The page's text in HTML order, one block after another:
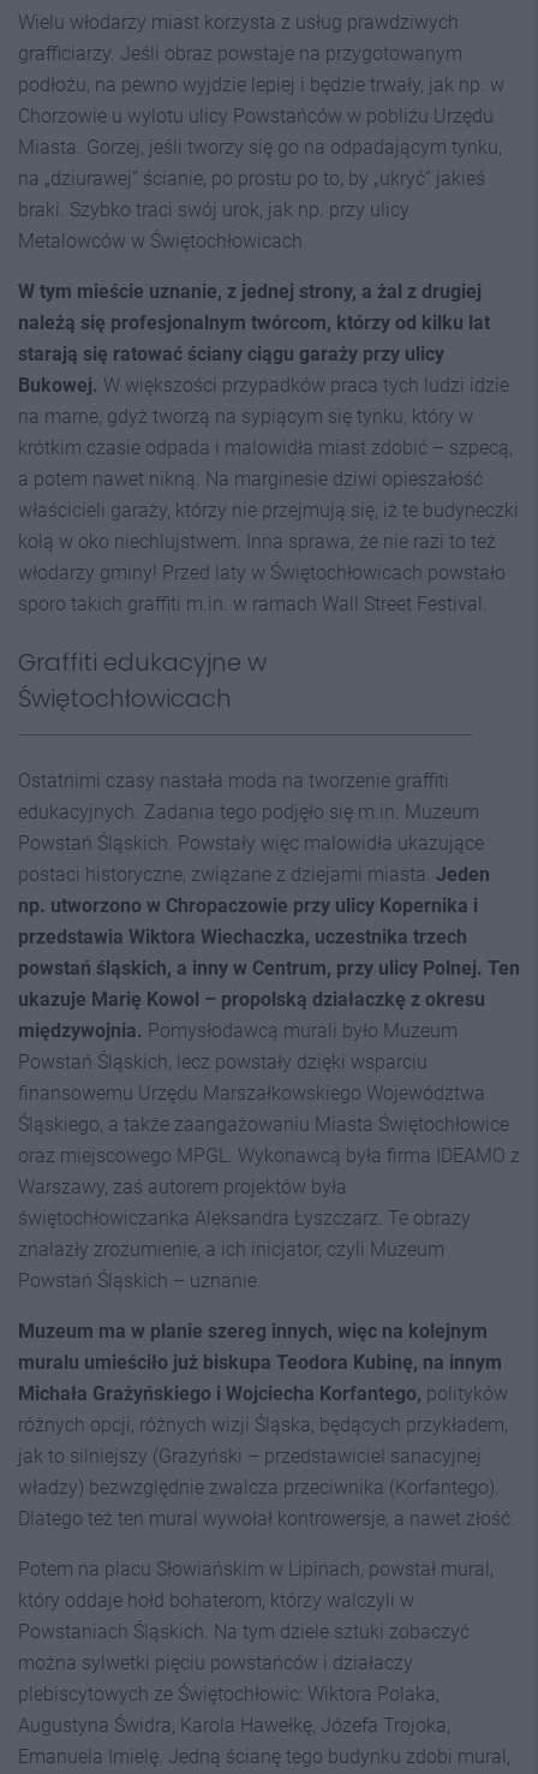
Wielu włodarzy miast korzysta z usług prawdziwych
grafficiarzy. Jeśli obraz powstaje na przygotowanym
podłożu, na pewno wyjdzie lepiej i będzie trwały, jak np. w
Chorzowie u wylotu ulicy Powstańców w pobliżu Urzędu
Miasta. Gorzej, jeśli tworzy się go na odpadającym tynku,
na „dziurawej” ścianie, po prostu po to, by „ukryć” jakieś
braki. Szybko traci swój urok, jak np. przy ulicy
Metalowców w Świętochłowicach.
W tym mieście uznanie, z jednej strony, a żal z drugiej
należą się profesjonalnym twórcom, którzy od kilku lat
starają się ratować ściany ciągu garaży przy ulicy
Bukowej. W większości przypadków praca tych ludzi idzie
na marne, gdyż tworzą na sypiącym się tynku, który w
krótkim czasie odpada i malowidła miast zdobić – szpecą,
a potem nawet nikną. Na marginesie dziwi opieszałość
właścicieli garaży, którzy nie przejmują się, iż te budyneczki
kolą w oko niechlujstwem. Inna sprawa, że nie razi to też
włodarzy gminy! Przed laty w Świętochłowicach powstało
sporo takich graffiti m.in. w ramach Wall Street Festival.
Graffiti edukacyjne w
Świętochłowicach
Ostatnimi czasy nastała moda na tworzenie graffiti
edukacyjnych. Zadania tego podjęło się m.in. Muzeum
Powstań Śląskich. Powstały więc malowidła ukazujące
postaci historyczne, związane z dziejami miasta. Jeden
np. utworzono w Chropaczowie przy ulicy Kopernika i
przedstawia Wiktora Wiechaczka, uczestnika trzech
powstań śląskich, a inny w Centrum, przy ulicy Polnej. Ten
ukazuje Marię Kowol – propolską działaczkę z okresu
międzywojnia. Pomysłodawcą murali było Muzeum
Powstań Śląskich, lecz powstały dzięki wsparciu
finansowemu Urzędu Marszałkowskiego Województwa
Śląskiego, a także zaangażowaniu Miasta Świętochłowice
oraz miejscowego MPGL. Wykonawcą była firma IDEAMO z
Warszawy, zaś autorem projektów była
świętochłowiczanka Aleksandra Łyszczarz. Te obrazy
znalazły zrozumienie, a ich inicjator, czyli Muzeum
Powstań Śląskich – uznanie.
Muzeum ma w planie szereg innych, więc na kolejnym
muralu umieściło już biskupa Teodora Kubinę, na innym
Michała Grażyńskiego i Wojciecha Korfantego, polityków
różnych opcji, różnych wizji Śląska, będących przykładem,
jak to silniejszy (Grażyński – przedstawiciel sanacyjnej
władzy) bezwzględnie zwalcza przeciwnika (Korfantego).
Dlatego też ten mural wywołał kontrowersje, a nawet złość.
Potem na placu Słowiańskim w Lipinach, powstał mural,
który oddaje hołd bohaterom, którzy walczyli w
Powstaniach Śląskich. Na tym dziele sztuki zobaczyć
można sylwetki pięciu powstańców i działaczy
plebiscytowych ze Świętochłowic: Wiktora Polaka,
Augustyna Świdra, Karola Hawełkę, Józefa Trojoka,
Emanuela Imielę. Jedną ścianę tego budynku zdobi mural,